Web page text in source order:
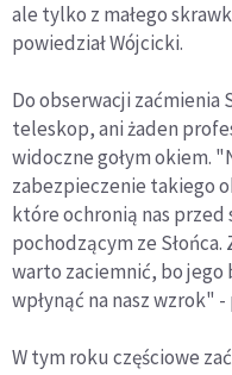
ale tylko z małego
powiedział Wójcicki.
Do obserwacji zaćmienia
teleskop, ani żaden
widoczne gołym okiem.
zabezpieczenie takiego
które ochronią nas
pochodzącym ze
warto zaciemnić, bo jego
wpłynąć na nasz wzrok"
W tym roku częściowe